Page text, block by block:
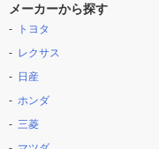
メーカーから探す
トヨタ
レクサス
日産
ホンダ
三菱